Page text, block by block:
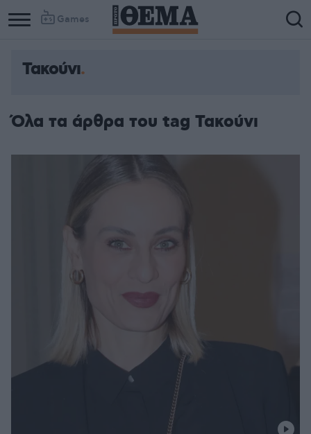
Games
Τακούνι
Όλα τα άρθρα του tag Τακούνι